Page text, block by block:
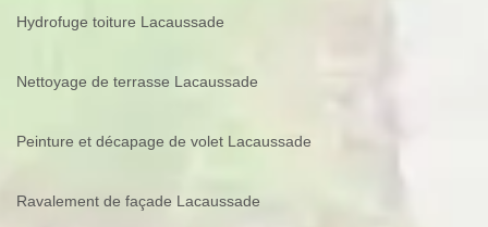
Hydrofuge toiture Lacaussade
Nettoyage de terrasse Lacaussade
Peinture et décapage de volet Lacaussade
Ravalement de façade Lacaussade